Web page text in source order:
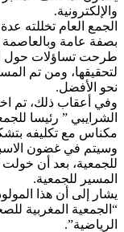
والإلكترونية.
الجمع العام تخللته
بصفة عامة
طرحت تساؤلات حول
لتحقيقها، ومن تم
نحو الأفضل.
وفي أعقاب ذلك، تم
الشرايبي ” رئيسا
مكناس مع تكليفه
وسيتم في غضون
للجمعية، بعد أن
المسير للجمعية.
يشار إلى أن هذا
“الجمعية المغربية
الرياضية”.